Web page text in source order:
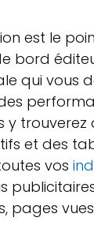
est le
bord
qui vous
y trouverez
et des
vos
pages